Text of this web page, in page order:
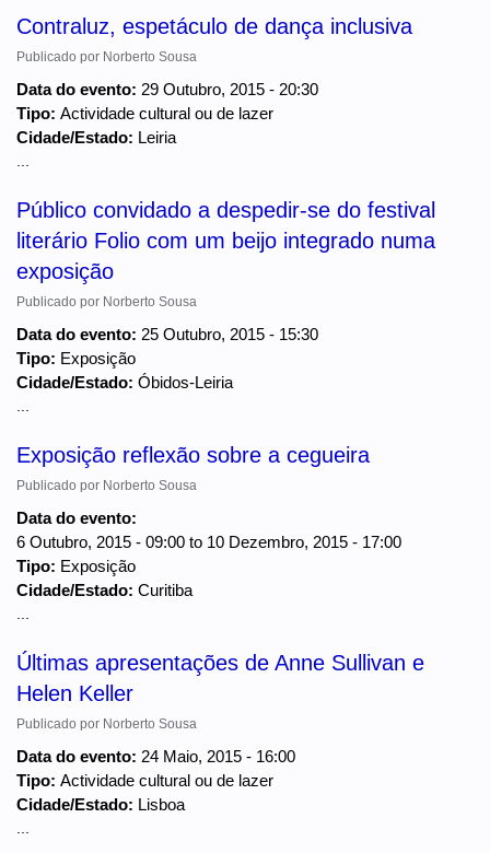
Contraluz, espetáculo de dança inclusiva
Publicado por Norberto Sousa
Data do evento: 29 Outubro, 2015 - 20:30
Tipo: Actividade cultural ou de lazer
Cidade/Estado: Leiria
Público convidado a despedir-se do festival
literário Folio com um beijo integrado numa
exposição
Publicado por Norberto Sousa
Data do evento: 25 Outubro, 2015 - 15:30
Tipo: Exposição
Cidade/Estado: Óbidos-Leiria
Exposição reflexão sobre a cegueira
Publicado por Norberto Sousa
Data do evento:
6 Outubro, 2015 - 09:00 to 10 Dezembro, 2015 - 17:00
Tipo: Exposição
Cidade/Estado: Curitiba
Últimas apresentações de Anne Sullivan e
Helen Keller
Publicado por Norberto Sousa
Data do evento: 24 Maio, 2015 - 16:00
Tipo: Actividade cultural ou de lazer
Cidade/Estado: Lisboa